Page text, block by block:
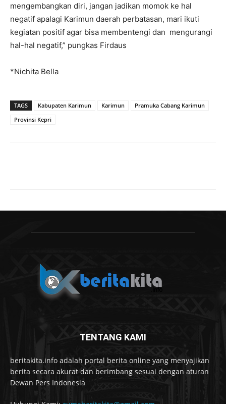
mengembangkan diri, jangan jadikan momok ke hal
negatif apalagi Karimun daerah perbatasan, mari ikuti
kegiatan positif agar bisa membentengi dan mengurangi
hal-hal negatif,” pungkas Firdaus
*Nichita Bella
TAGS Kabupaten Karimun Karimun
Pramuka Cabang Karimun
Provinsi Kepri
TENTANG KAMI
beritakita.info adalah portal berita online yang menyajikan
berita secara akurat dan berimbang sesuai dengan aturan
Dewan Pers Indonesia